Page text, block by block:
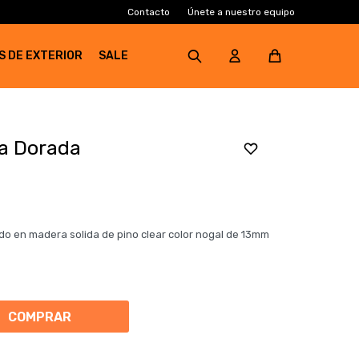
DE EXTERIOR SALE
Contacto Únete a nuestro equipo
Dorada
en madera solida de pino clear color nogal de 13mm
COMPRAR